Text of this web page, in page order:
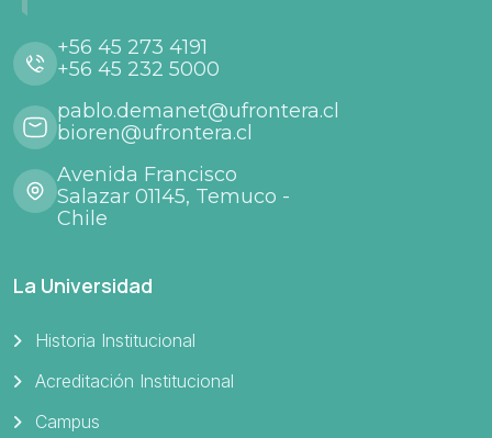
+56 45 273 4191
+56 45 232 5000
pablo.demanet@ufrontera.cl
bioren@ufrontera.cl
Avenida Francisco
Salazar 01145, Temuco -
Chile
La Universidad
Historia Institucional
Acreditación Institucional
Campus